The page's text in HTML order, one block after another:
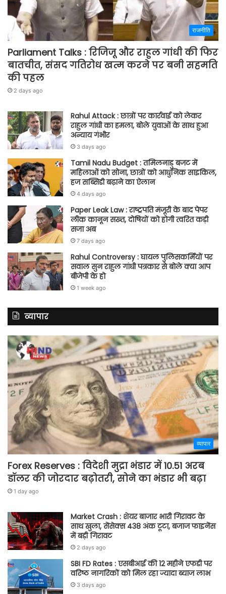
राजनीति
Parliament Talks : रिजिजू और राहुल गांधी की फिर
बातचीत, संसद गतिरोध खत्म करने पर बनी सहमति
की पहल
2 days ago
Rahul Attack : छात्रों पर कार्रवाई को लेकर
राहुल गांधी का हमला, बोले युवाओं के साथ हुआ
अन्याय गंभीर
3 days ago
Tamil Nadu Budget : तमिलनाडु बजट में
महिलाओं को सोना, छात्रों को आधुनिक साइकिल,
हज सब्सिडी बढ़ाने का ऐलान
4 days ago
Paper Leak Law : राष्ट्रपति मंजूरी के बाद पेपर
लीक कानून सख्त, दोषियों को होगी त्वरित कड़ी
सजा अब
7 days ago
Rahul Controversy : घायल पुलिसकर्मियों पर
सवाल सुन राहुल गांधी पत्रकार से बोले क्या आप
बीजेपी के हो
1 week ago
व्यापार
व्यापार
Forex Reserves : विदेशी मुद्रा भंडार में 10.51 अरब
डॉलर की जोरदार बढ़ोतरी, सोने का भंडार भी बढ़ा
1 day ago
Market Crash : शेयर बाजार भारी गिरावट के
साथ खुला, सेंसेक्स 438 अंक टूटा, बजाज फाइनेंस
में बड़ी गिरावट
2 days ago
SBI FD Rates : एसबीआई की 12 महीने एफडी पर
वरिष्ठ नागरिकों को मिल रहा ज्यादा ब्याज लाभ
3 days ago